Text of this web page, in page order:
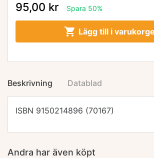
95,00 kr Spara 50%
 Lägg till i
Beskrivning Datablad
ISBN 9150214896 (70167)
Andra har även köpt